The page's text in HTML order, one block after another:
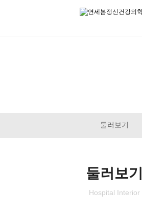
둘러보기
둘러보기
Hospital Interior